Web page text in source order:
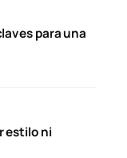
para una
estilo ni